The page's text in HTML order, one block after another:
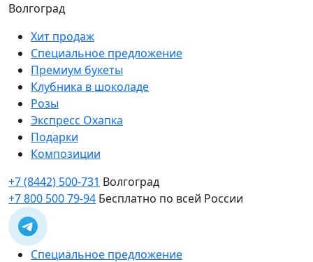
Волгоград
Хит продаж
Специальное предложение
Премиум букеты
Клубника в шоколаде
Розы
Экспресс Охапка
Подарки
Композиции
+7 (8442) 500-731 Волгоград
+7 800 500 79-94 Бесплатно по всей России
Специальное предложение